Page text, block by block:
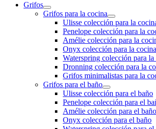
Grifos
Grifos para la cocina
Ulisse colección para la
Penelope colección para la
Amélie colección para la
Onyx colección para la cocina
Waterspring colección para la
Dronning colección para la
Grifos minimalistas para la
Grifos para el baño
Ulisse colección para el baño
Penelope colección para el
Amélie colección para el baño
Onyx colección para el baño